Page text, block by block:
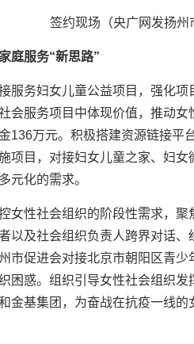
签约现场（央广网发扬州
庭服务“新思路”
服务妇女儿童公益项目，强化
会服务项目中体现价值，推动
136万元。积极搭建资源链接平
项目，对接妇女儿童之家、妇
元化的需求。
女性社会组织的阶段性需求，
以及社会组织负责人跨界对话
市促进会对接北京市朝阳区青
困惑。组织引导女性社会组织
金基集团，为奋战在抗疫一线